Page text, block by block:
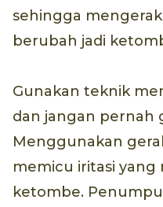
sehingga
berubah jadi
Gunakan teknik
dan jangan pernah
Menggunakan
memicu iritasi yang
ketombe.